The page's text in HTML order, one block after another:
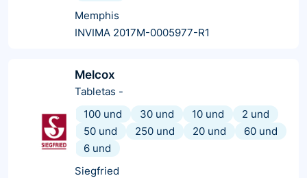
Memphis
INVIMA 2017M-0005977-R1
Melcox
Tabletas -
100 und
30 und 10 und
2 und
50 und
250 und 20 und
60 und
6 und
Siegfried